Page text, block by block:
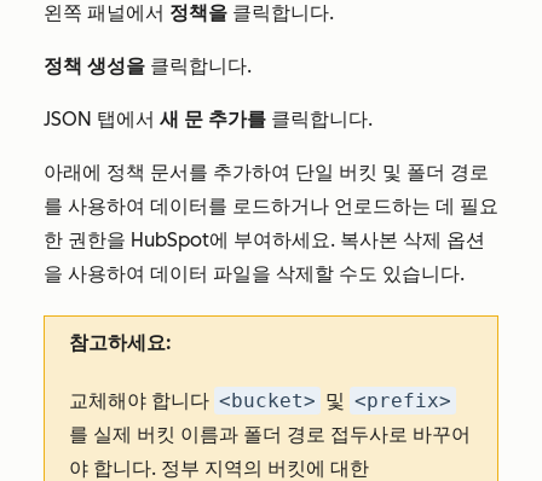
왼쪽 패널에서 정책을 클릭합니다.
정책 생성을 클릭합니다.
JSON 탭에서 새 문 추가를 클릭합니다.
아래에 정책 문서를 추가하여 단일 버킷 및 폴더 경로
를 사용하여 데이터를 로드하거나 언로드하는 데 필요
한 권한을 HubSpot에 부여하세요. 복사본 삭제 옵션
을 사용하여 데이터 파일을 삭제할 수도 있습니다.
참고하세요:
교체해야 합니다 <bucket> 및 <prefix>
를 실제 버킷 이름과 폴더 경로 접두사로 바꾸어
야 합니다. 정부 지역의 버킷에 대한